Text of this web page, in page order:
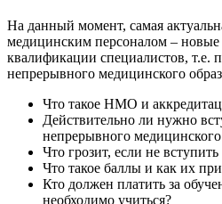
На данный момент, самая
медицинским персоналом –
квалификации специалистов, т.е.
непрерывного медицинского
Что такое НМО и
Действительно ли нужно
непрерывного медицинского
Что грозит, если не
Что такое баллы и как их
Кто должен платить за
необходимо учиться?